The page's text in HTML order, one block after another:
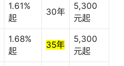
1.61%
起
30年
5,300
元起
1.68%
起
35年
5,300
元起